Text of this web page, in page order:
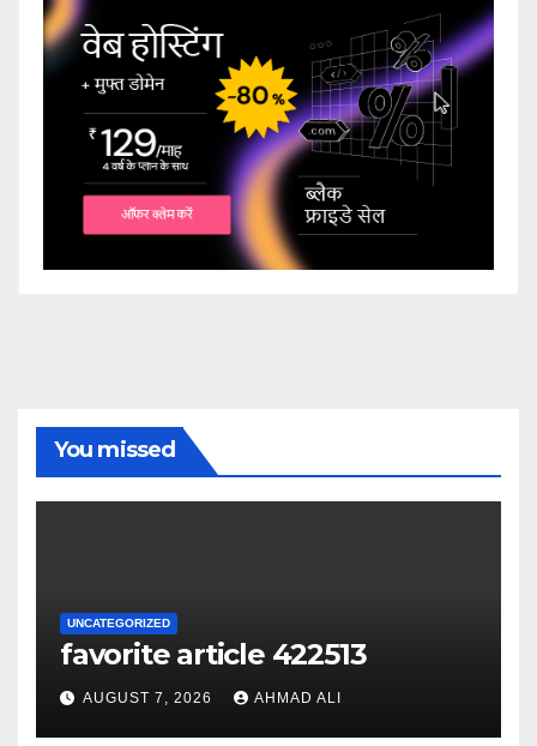
You missed
UNCATEGORIZED
favorite article 422513
AUGUST 7, 2026 AHMAD ALI